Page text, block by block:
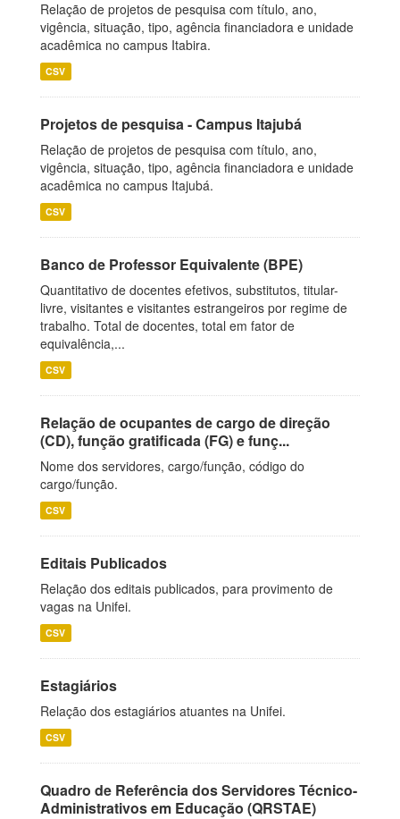
Relação de projetos de pesquisa com título, ano,
vigência, situação, tipo, agência financiadora e unidade
acadêmica no campus Itabira.
CSV
Projetos de pesquisa - Campus Itajubá
Relação de projetos de pesquisa com título, ano,
vigência, situação, tipo, agência financiadora e unidade
acadêmica no campus Itajubá.
CSV
Banco de Professor Equivalente (BPE)
Quantitativo de docentes efetivos, substitutos, titular-
livre, visitantes e visitantes estrangeiros por regime de
trabalho. Total de docentes, total em fator de
equivalência,...
CSV
Relação de ocupantes de cargo de direção
(CD), função gratificada (FG) e funç...
Nome dos servidores, cargo/função, código do
cargo/função.
CSV
Editais Publicados
Relação dos editais publicados, para provimento de
vagas na Unifei.
CSV
Estagiários
Relação dos estagiários atuantes na Unifei.
CSV
Quadro de Referência dos Servidores Técnico-
Administrativos em Educação (QRSTAE)